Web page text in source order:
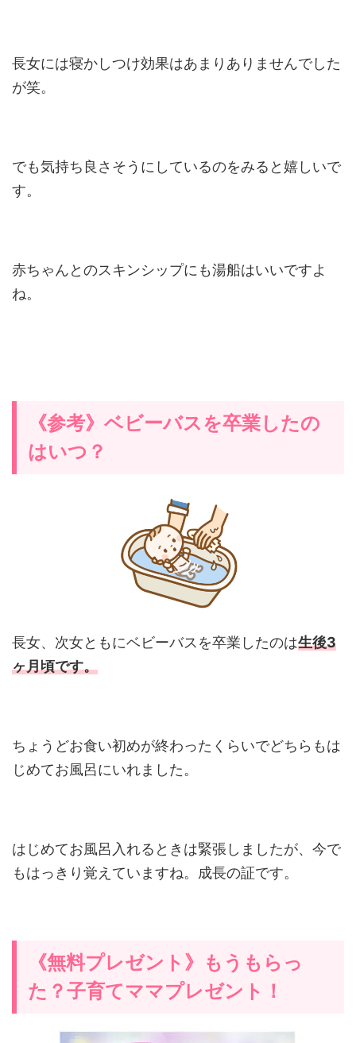
長女には寝かしつけ効果はあまりありませんでした
が笑。
でも気持ち良さそうにしているのをみると嬉しいで
す。
赤ちゃんとのスキンシップにも湯船はいいですよ
ね。
《参考》ベビーバスを卒業したの
はいつ？
長女、次女ともにベビーバスを卒業したのは生後3
ヶ月頃です。
ちょうどお食い初めが終わったくらいでどちらもは
じめてお風呂にいれました。
はじめてお風呂入れるときは緊張しましたが、今で
もはっきり覚えていますね。成長の証です。
《無料プレゼント》もうもらっ
た？子育てママプレゼント！